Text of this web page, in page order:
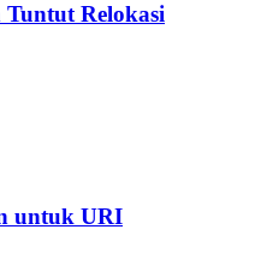
Relokasi
untuk URI